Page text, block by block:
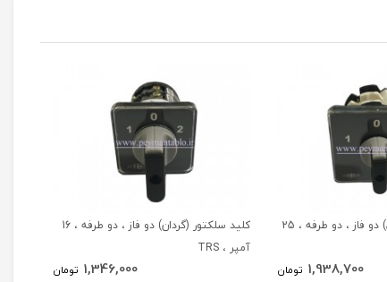
کلید سلکتور (گردان) دو فاز ، دو طرفه ، 25
1,938,700 تومان
کلید سلکتور (گردان) دو فاز ، دو طرفه ، 16
آمپر ، TRS
1,346,000 تومان